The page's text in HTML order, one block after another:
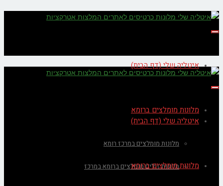
תפריט
איטליה שלי (דף הבית)
מלונות מומלצים ברומא
מלונות מומלצים במרכז רומא
מלונות זולים מומלצים ברומא במרכז
תפריט
איטליה שלי (דף הבית)
מלונות מומלצים ברומא